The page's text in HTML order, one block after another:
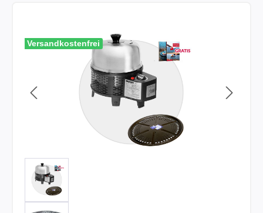
Bildergalerie überspringen
Versandkostenfrei